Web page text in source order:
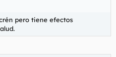
pero tiene efectos